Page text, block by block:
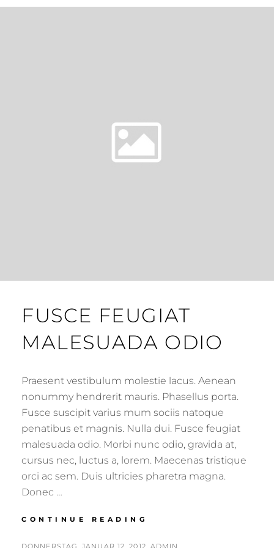
FUSCE FEUGIAT
MALESUADA ODIO
Praesent vestibulum molestie lacus. Aenean
nonummy hendrerit mauris. Phasellus porta.
Fusce suscipit varius mum sociis natoque
penatibus et magnis. Nulla dui. Fusce feugiat
malesuada odio. Morbi nunc odio, gravida at,
cursus nec, luctus a, lorem. Maecenas tristique
orci ac sem. Duis ultricies pharetra magna.
Donec …
CONTINUE READING
MALESUADA
POSTED
DONNERSTAG, JANUAR 12, 2012 BY
ADMIN